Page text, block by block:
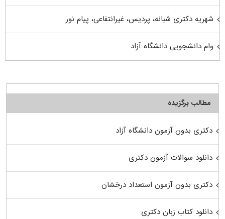
شهریه دکتری شبانه، پردیس، غیرانتفاعی، پیام نور
وام دانشجویی دانشگاه آزاد
مطالب برگزیده
دکتری بدون آزمون دانشگاه آزاد
دانلود سوالات آزمون دکتری
دکتری بدون آزمون استعداد درخشان
دانلود کتاب زبان دکتری